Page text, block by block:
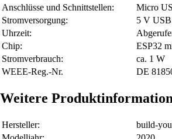
Anschlüsse und Schnittstellen:
Micro
Stromversorgung:
5 V USB
Uhrzeit:
Chip:
ESP32
Stromverbrauch:
ca. 1 W
WEEE-Reg.-Nr.
DE
Weitere
Hersteller:
build-